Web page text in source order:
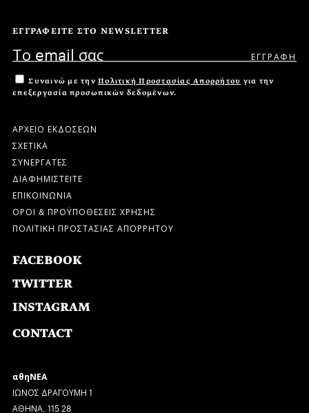
ΕΓΓΡΑΦΕΙΤΕ ΣΤΟ NEWSLETTER
Συναινώ με την Πολιτική Προστασίας Απορρήτου για την
επεξεργασία προσωπικών δεδομένων.
ΑΡΧΕΙΟ ΕΚΔΟΣΕΩΝ
ΣΧΕΤΙΚΑ
ΣΥΝΕΡΓΑΤΕΣ
ΔΙΑΦΗΜΙΣΤΕΙΤΕ
ΕΠΙΚΟΙΝΩΝΙΑ
ΟΡΟΙ & ΠΡΟΫΠΟΘΕΣΕΙΣ ΧΡΗΣΗΣ
ΠΟΛΙΤΙΚΗ ΠΡΟΣΤΑΣΙΑΣ ΑΠΟΡΡΗΤΟΥ
FACEBOOK
TWITTER
INSTAGRAM
CONTACT
αθηΝΕΑ
ΙΩΝΟΣ ΔΡΑΓΟΥΜΗ 1
ΑΘΗΝΑ, 115 28